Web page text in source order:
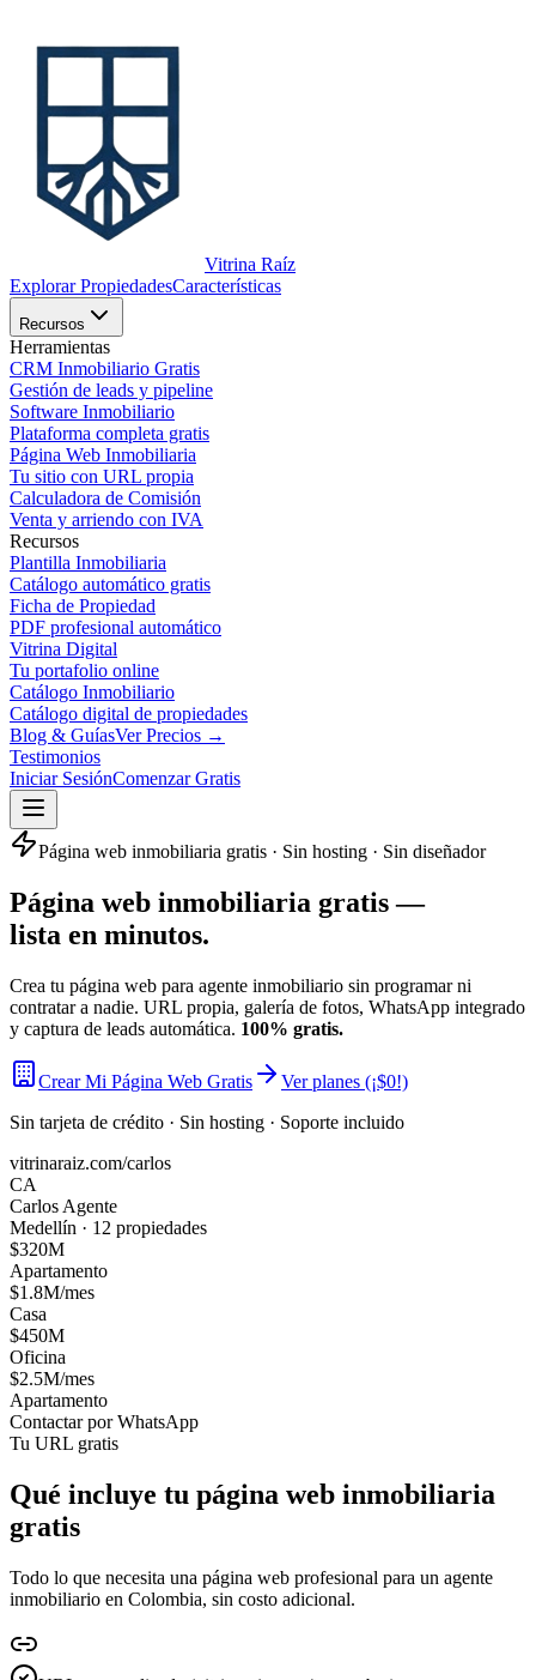
Vitrina Raíz
Explorar PropiedadesCaracterísticas
Recursos
Herramientas
CRM Inmobiliario Gratis
Gestión de leads y pipeline
Software Inmobiliario
Plataforma completa gratis
Página Web Inmobiliaria
Tu sitio con URL propia
Calculadora de Comisión
Venta y arriendo con IVA
Recursos
Plantilla Inmobiliaria
Catálogo automático gratis
Ficha de Propiedad
PDF profesional automático
Vitrina Digital
Tu portafolio online
Catálogo Inmobiliario
Catálogo digital de propiedades
Blog & GuíasVer Precios →
Testimonios
Iniciar SesiónComenzar Gratis
Página web inmobiliaria gratis · Sin hosting · Sin diseñador
Página web inmobiliaria gratis —
lista en minutos.
Crea tu página web para agente inmobiliario sin programar ni
contratar a nadie. URL propia, galería de fotos, WhatsApp integrado
y captura de leads automática. 100% gratis.
Crear Mi Página Web Gratis
Ver planes (¡$0!)
Sin tarjeta de crédito · Sin hosting · Soporte incluido
vitrinaraiz.com/carlos
CA
Carlos Agente
Medellín · 12 propiedades
$320M
Apartamento
$1.8M/mes
Casa
$450M
Oficina
$2.5M/mes
Apartamento
Contactar por WhatsApp
Tu URL gratis
Qué incluye tu página web inmobiliaria
gratis
Todo lo que necesita una página web profesional para un agente
inmobiliario en Colombia, sin costo adicional.